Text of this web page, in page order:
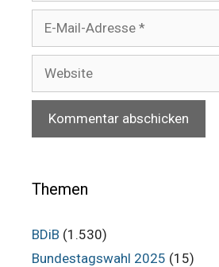
Mail-
Adresse
Themen
BDiB (1.530)
Bundestagswahl 2025 (15)